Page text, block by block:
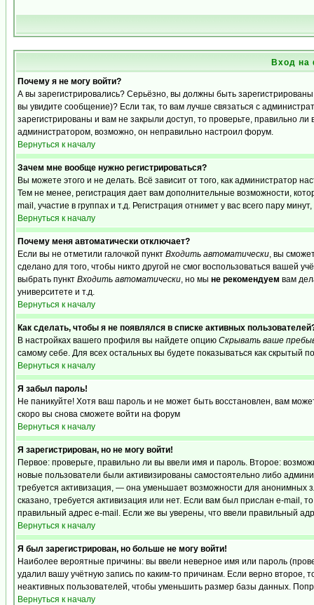
Вход на
Почему я не могу войти?
А вы зарегистрировались? Серьёзно, вы должны быть
вы увидите сообщение)? Если так, то вам лучше связаться с
зарегистрированы и вам не закрыли доступ, то проверьте, правильно
администратором, возможно, он неправильно настроил форум.
Вернуться к началу
Зачем мне вообще нужно регистрироваться?
Вы можете этого и не делать. Всё зависит от того, как администратор
Тем не менее, регистрация дает вам дополнительные возможности,
mail, участие в группах и т.д. Регистрация отнимет у вас всего пару
Вернуться к началу
Почему меня автоматически отключает?
Если вы не отметили галочкой пункт Входить автоматически, вы
сделано для того, чтобы никто другой не смог воспользоваться вашей
выбрать пункт Входить автоматически, но мы не рекомендуем вам
университете и т.д.
Вернуться к началу
Как сделать, чтобы я не появлялся в списке активных
В настройках вашего профиля вы найдете опцию Скрывать ваше
самому себе. Для всех остальных вы будете показываться как скрытый
Вернуться к началу
Я забыл пароль!
Не паникуйте! Хотя ваш пароль и не может быть восстановлен, вам
скоро вы снова сможете войти на форум
Вернуться к началу
Я зарегистрирован, но не могу войти!
Первое: проверьте, правильно ли вы ввели имя и пароль. Второе:
новые пользователи были активизированы самостоятельно либо
требуется активизация, — она уменьшает возможности для анонимных
сказано, требуется активизация или нет. Если вам был прислан e-mail,
правильный адрес e-mail. Если же вы уверены, что ввели правильный
Вернуться к началу
Я был зарегистрирован, но больше не могу войти!
Наиболее вероятные причины: вы ввели неверное имя или пароль
удалил вашу учётную запись по каким-то причинам. Если верно
неактивных пользователей, чтобы уменьшить размер базы данных.
Вернуться к началу